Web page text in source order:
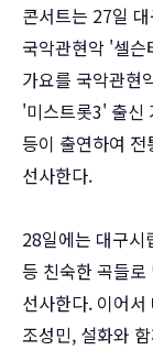
콘서트는 27일
국악관현악 '셀
가요를 국악관현
'미스트롯3' 출신
등이 출연하여
선사한다.
28일에는 대구
등 친숙한 곡들
선사한다. 이어
조성민, 설화와